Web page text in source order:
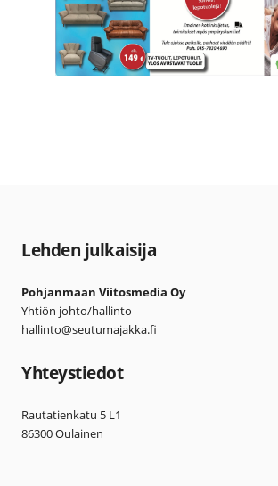
Lehden julkaisija
Pohjanmaan Viitosmedia Oy
Yhtiön johto/hallinto
hallinto@seutumajakka.fi
Yhteystiedot
Rautatienkatu 5 L1
86300 Oulainen